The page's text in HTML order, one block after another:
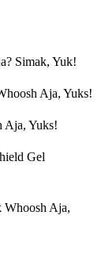
Simak, Yuk!
Aja, Yuks!
Aja, Yuks!
Gel
Whoosh Aja,